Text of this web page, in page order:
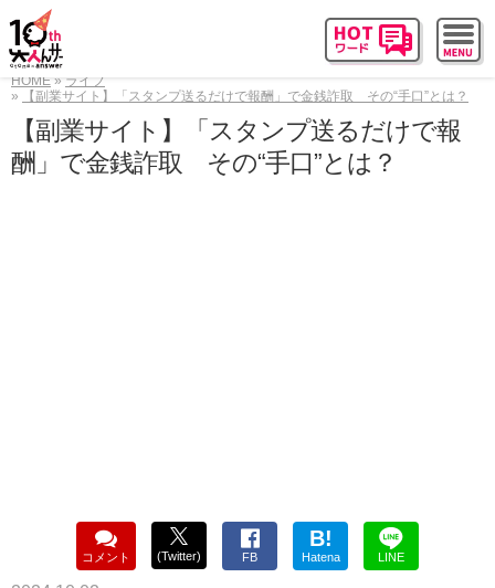
HOME
ライフ
【副業サイト】「スタンプ送るだけで報酬」で金銭詐取 その“手口”とは？
【副業サイト】「スタンプ送るだけで報
酬」で金銭詐取 その“手口”とは？
コメント (Twitter) FB
B!
Hatena LINE